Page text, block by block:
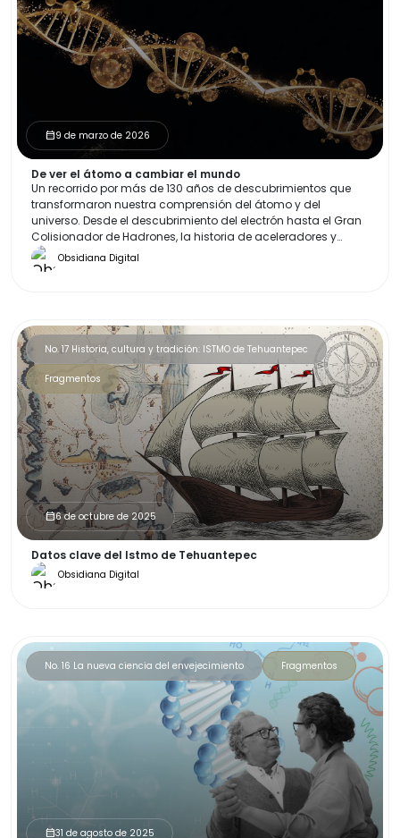
calendar_month9 de marzo de 2026
De ver el átomo a cambiar el mundo
Un recorrido por más de 130 años de descubrimientos que
transformaron nuestra comprensión del átomo y del
universo. Desde el descubrimiento del electrón hasta el Gran
Colisionador de Hadrones, la historia de aceleradores y
detectores muestra cómo estas supermáquinas impulsan
avances científicos y aplicaciones que hoy impactan la
Obsidiana Digital
No. 17 Historia, cultura y tradición: ISTMO de Tehuantepec
Fragmentos
calendar_month6 de octubre de 2025
Datos clave del Istmo de Tehuantepec
Obsidiana Digital
No. 16 La nueva ciencia del envejecimiento Fragmentos
calendar_month31 de agosto de 2025